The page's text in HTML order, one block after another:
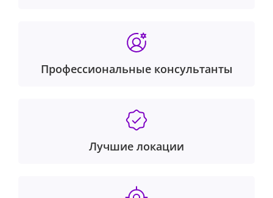
Профессиональные консультанты
Лучшие локации